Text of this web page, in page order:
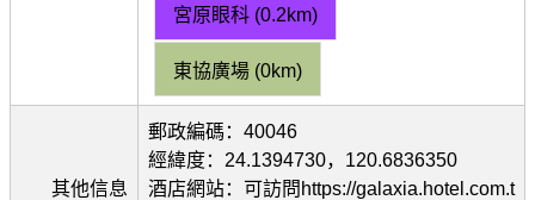
宮原眼科 (0.2km)
東協廣場 (0km)
其他信息
郵政編碼：40046
經緯度：24.1394730，120.6836350
酒店網站：可訪問https://galaxia.hotel.com.t